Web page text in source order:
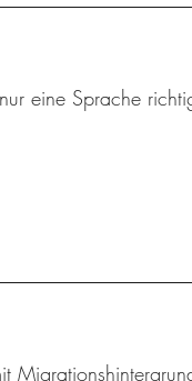
eine Sprache